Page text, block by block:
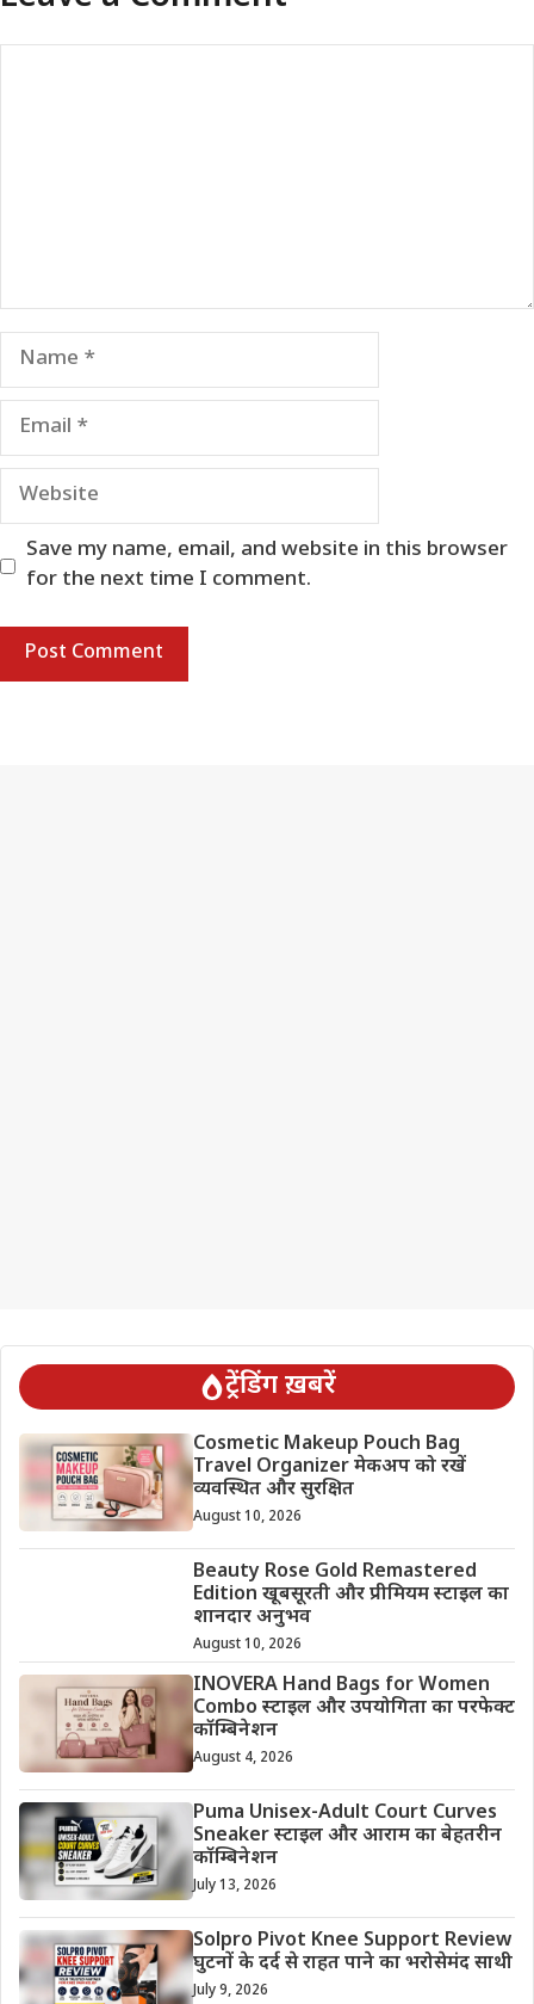
Name
Email
Website
Save my name, email, and website in this browser
for the next time I comment.
ट्रेंडिंग ख़बरें
Cosmetic Makeup Pouch Bag
Travel Organizer मेकअप को रखें
व्यवस्थित और सुरक्षित
August 10, 2026
Beauty Rose Gold Remastered
Edition खूबसूरती और प्रीमियम स्टाइल का
शानदार अनुभव
August 10, 2026
INOVERA Hand Bags for Women
Combo स्टाइल और उपयोगिता का परफेक्ट
कॉम्बिनेशन
August 4, 2026
Puma Unisex-Adult Court Curves
Sneaker स्टाइल और आराम का बेहतरीन
कॉम्बिनेशन
July 13, 2026
Solpro Pivot Knee Support Review
घुटनों के दर्द से राहत पाने का भरोसेमंद साथी
July 9, 2026